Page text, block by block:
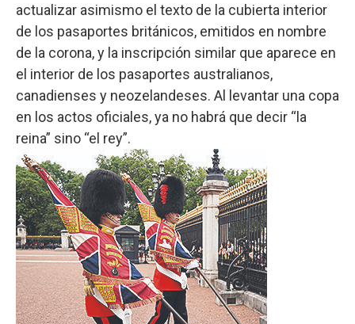
actualizar asimismo el texto de la cubierta interior
de los pasaportes británicos, emitidos en nombre
de la corona, y la inscripción similar que aparece en
el interior de los pasaportes australianos,
canadienses y neozelandeses. Al levantar una copa
en los actos oficiales, ya no habrá que decir “la
reina” sino “el rey”.